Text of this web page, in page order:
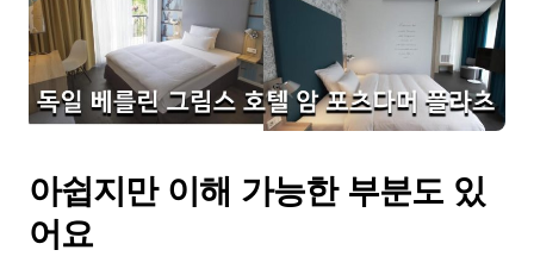
아쉽지만 이해 가능한 부분도 있
어요